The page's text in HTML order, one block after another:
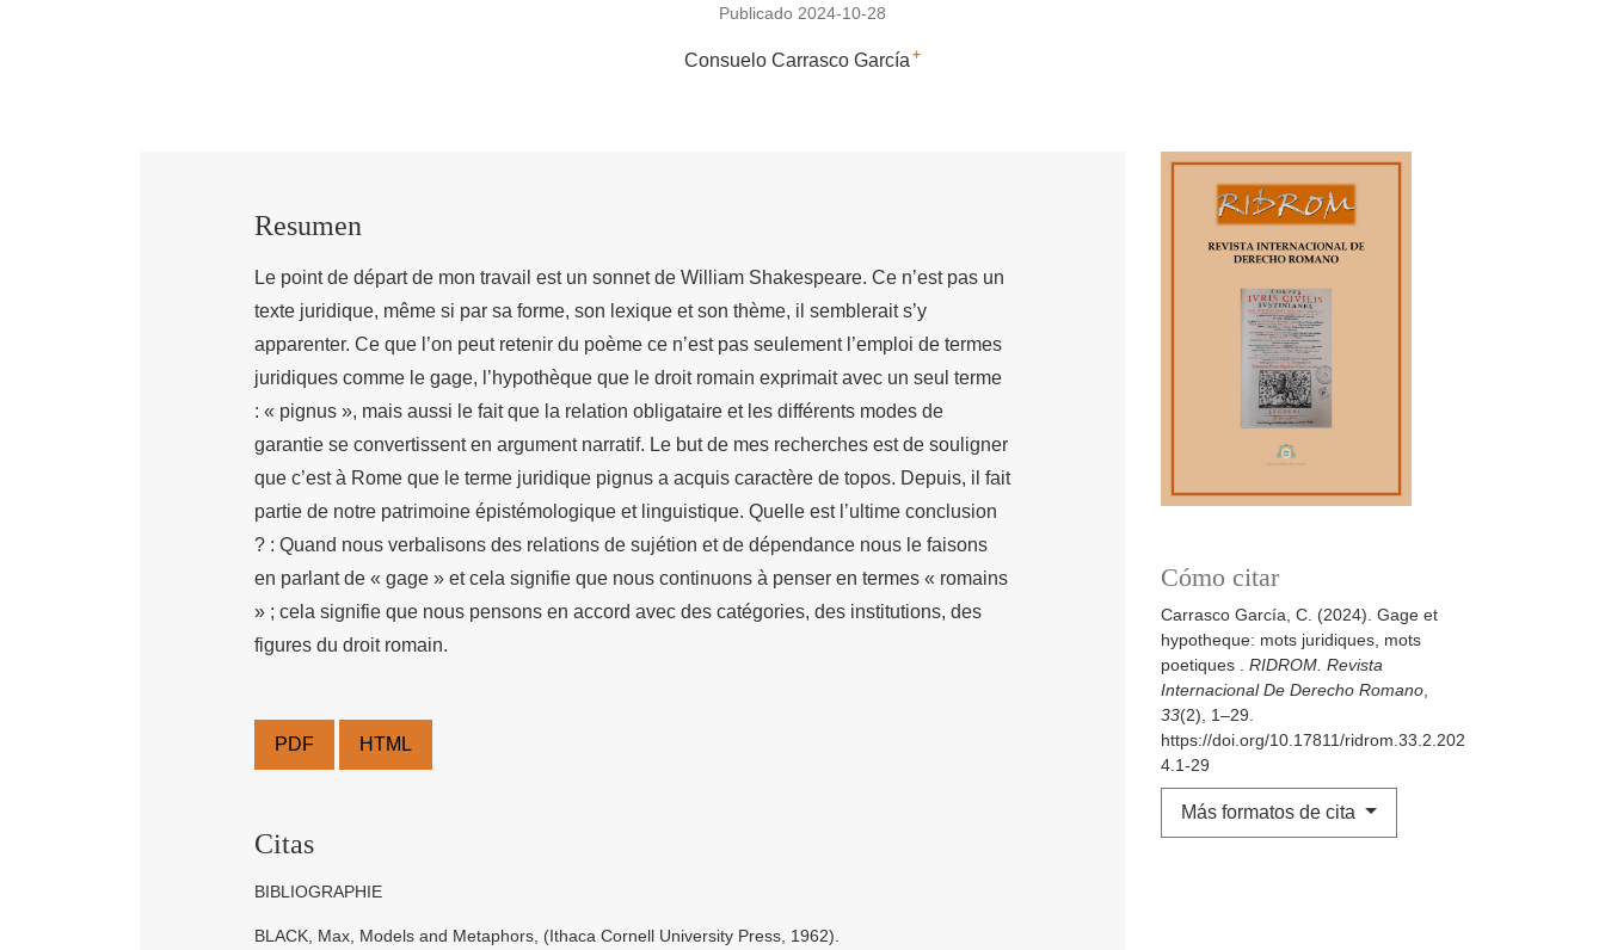
Publicado 2024-10-28
Consuelo Carrasco García +
Cómo citar
Carrasco García, C. (2024). Gage et
hypotheque: mots juridiques, mots
poetiques . RIDROM. Revista
Internacional De Derecho Romano
33(2), 1–29.
https://doi.org/10.17811/ridrom.33.2.202
4.1-29
Más formatos de cita
Resumen
Le point de départ de mon travail est un sonnet de William Shakespeare. Ce n’est pas un
texte juridique, même si par sa forme, son lexique et son thème, il semblerait s’y
apparenter. Ce que l’on peut retenir du poème ce n’est pas seulement l’emploi de termes
juridiques comme le gage, l’hypothèque que le droit romain exprimait avec un seul terme
: « pignus », mais aussi le fait que la relation obligataire et les différents modes de
garantie se convertissent en argument narratif. Le but de mes recherches est de souligner
que c’est à Rome que le terme juridique pignus a acquis caractère de topos. Depuis, il fait
partie de notre patrimoine épistémologique et linguistique. Quelle est l’ultime conclusion
? : Quand nous verbalisons des relations de sujétion et de dépendance nous le faisons
en parlant de « gage » et cela signifie que nous continuons à penser en termes « romains
» ; cela signifie que nous pensons en accord avec des catégories, des institutions, des
figures du droit romain.
PDF HTML
Citas
BIBLIOGRAPHIE
BLACK, Max, Models and Metaphors, (Ithaca Cornell University Press, 1962).